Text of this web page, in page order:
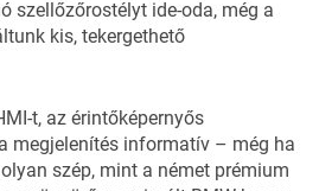
szellőzőrostélyt ide-oda, még a
kis, tekergethető
t, az érintőképernyős
megjelenítés informatív – még ha
szép, mint a német prémium